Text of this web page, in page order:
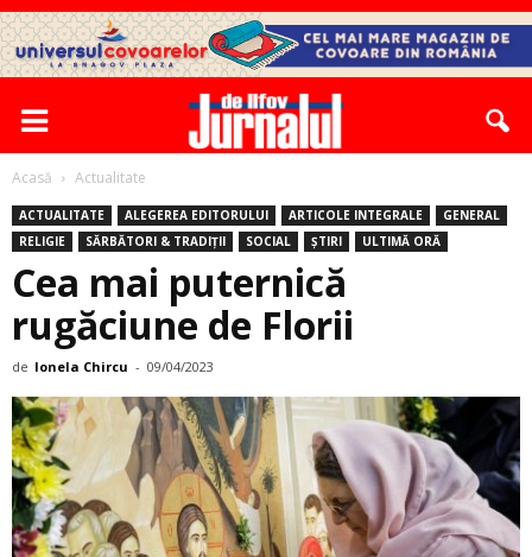
Acasă Actualitate
ACTUALITATE ALEGEREA EDITORULUI ARTICOLE INTEGRALE
GENERAL
RELIGIE
SĂRBĂTORI & TRADIȚII SOCIAL ȘTIRI ULTIMĂ ORĂ
Cea mai puternică
rugăciune de Florii
de Ionela Chircu - 09/04/2023